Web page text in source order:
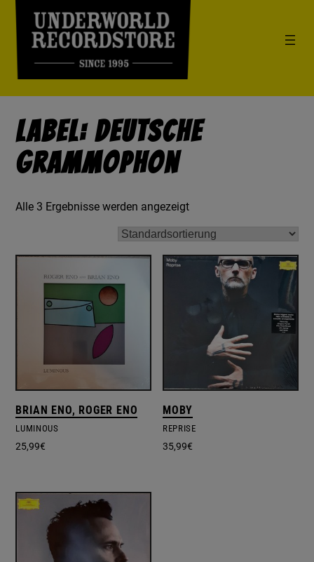
Label: Deutsche
Grammophon
Alle 3 Ergebnisse werden angezeigt
BRIAN ENO, ROGER ENO
LUMINOUS
25,99€
MOBY
REPRISE
35,99€